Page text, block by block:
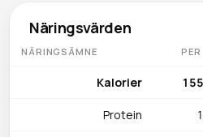
trots sin näringsdensitet.
Vad innehåller det
Selen (30,7 mcg, 56 % DV) gör
sköldkörtelfunktion och
Näringsvärden
NÄRINGSÄMNE
Kalorier
Protein